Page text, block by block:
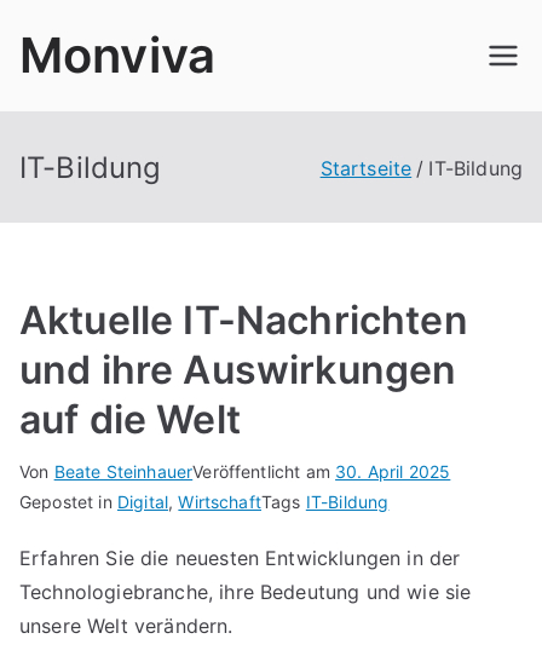
InhaltMonviva
IT-Bildung Startseite IT-Bildung
Aktuelle IT-Nachrichten
und ihre Auswirkungen
auf die Welt
Von Beate SteinhauerVeröffentlicht am 30. April 2025
Gepostet in Digital,WirtschaftTags IT-Bildung
Erfahren Sie die neuesten Entwicklungen in der
Technologiebranche, ihre Bedeutung und wie sie
unsere Welt verändern.